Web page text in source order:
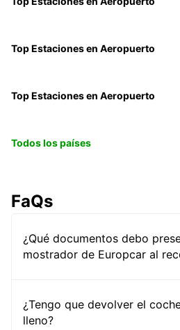
Top Estaciones en Aeropuerto
Top Estaciones en Aeropuerto
Todos los países
FaQs
¿Qué documentos debo
mostrador de Europcar al
¿Tengo que devolver el
lleno?